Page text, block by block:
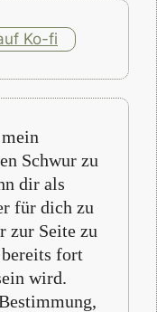
Schwur zu
dir als
für dich zu
zur Seite zu
bereits fort
wird.